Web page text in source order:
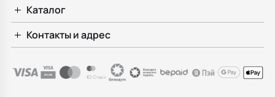
Каталог
Контакты и адрес